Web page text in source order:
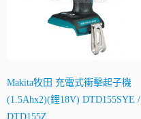
Makita牧田 充電式衝擊起子機
(1.5Ahx2)(鋰18V) DTD155SYE /
DTD155Z